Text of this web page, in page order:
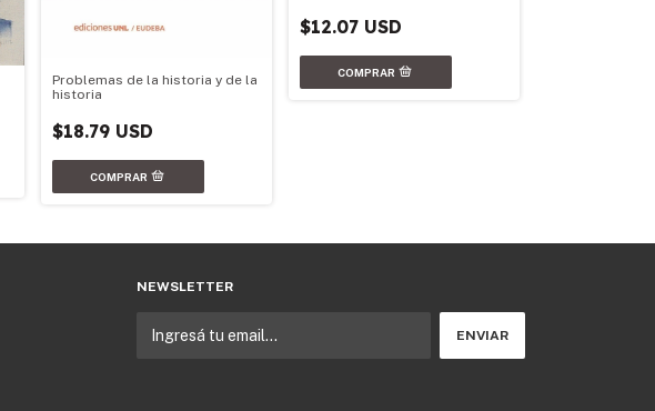
Problemas de la historia y de la
historia
$18.79 USD
$12.07 USD
NEWSLETTER